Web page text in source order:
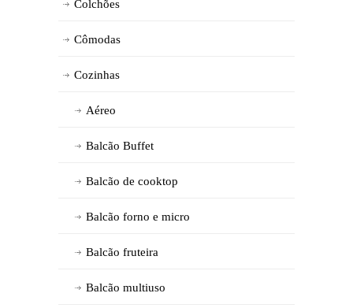
Colchões
Cômodas
Cozinhas
Aéreo
Balcão Buffet
Balcão de cooktop
Balcão forno e micro
Balcão fruteira
Balcão multiuso